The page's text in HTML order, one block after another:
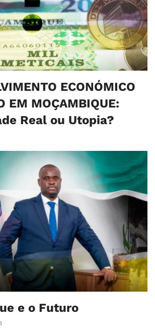
ECONÓMICO
EM MOÇAMBIQUE:
Real ou Utopia?
e o Futuro